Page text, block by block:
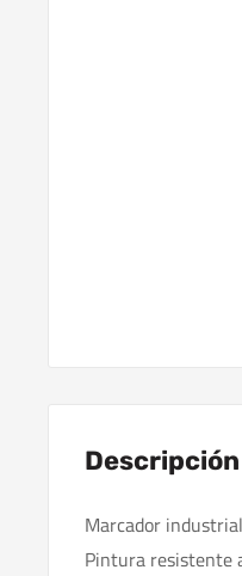
Descripción
Marcador
Pintura resistente